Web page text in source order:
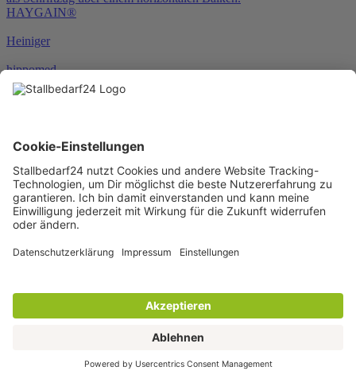
HAYGAIN®
Heiniger
hippomed
HKM
HORSEWARE®
JOSERA
Karlie
KENTUCKY®
KERBL